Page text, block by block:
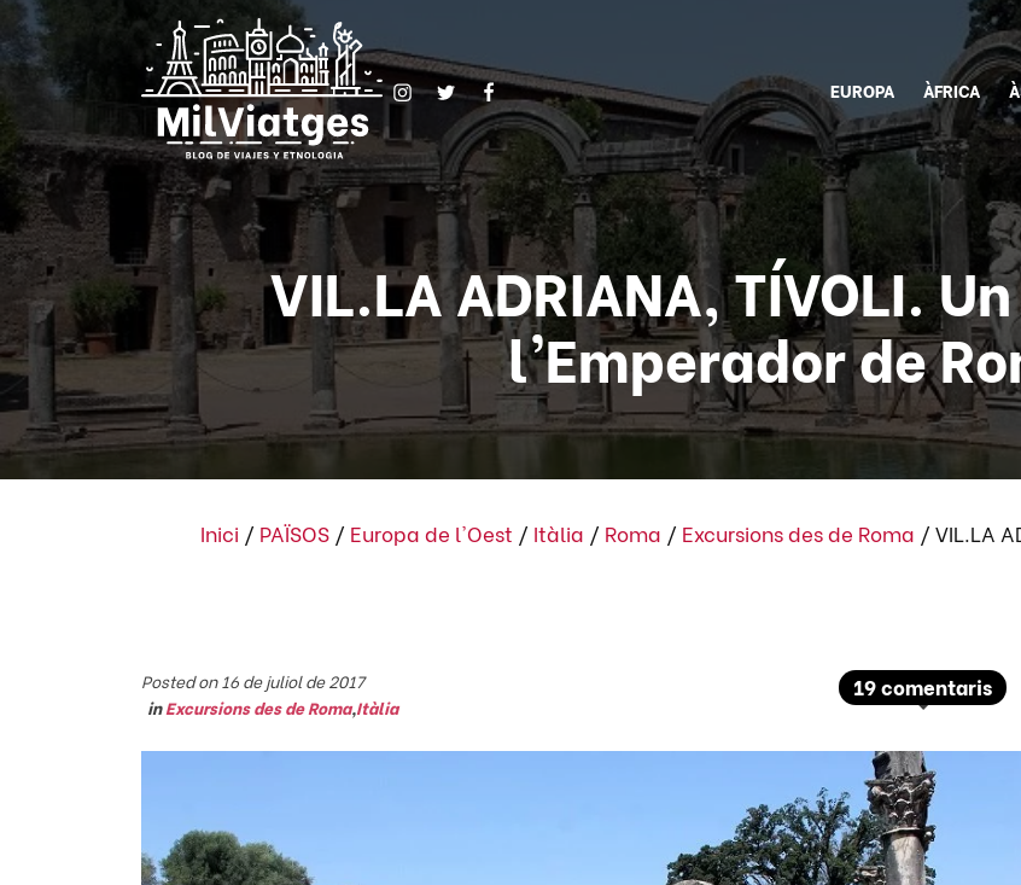
EUROPA ÀFRICA
VIL.LA ADRIANA, TÍVOLI.
l'Emperador de
Inici / PAÏSOS / Europa de l'Oest / Itàlia / Roma / Excursions des de Roma / VIL.LA
19 comentaris
Posted on 16 de juliol de 2017
inExcursions des de Roma,Itàlia